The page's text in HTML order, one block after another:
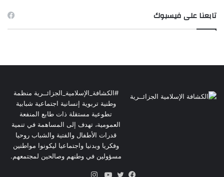
تابعنا على فيسبوك
#الكشافة_الإسلامية_الجزائــرية منظمة
وطنية تربوية إنسانية اجتماعية شبابية
تطوعية مستقلة ذات طابع المنفعة
العمومية، تهدف إلى المساهمة في تنمية
قدرات الأطفال والفتية والشباب روحيا
وفكريا وبدنيا واجتماعيا ليكونوا مواطنين
مسؤولين في وطنهم وصالحين لمجتمعهم.